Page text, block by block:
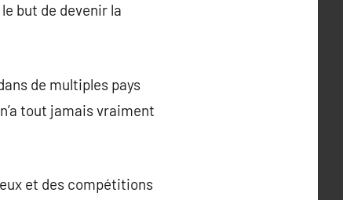
but de devenir la
de multiples pays
tout jamais vraiment
et des compétitions